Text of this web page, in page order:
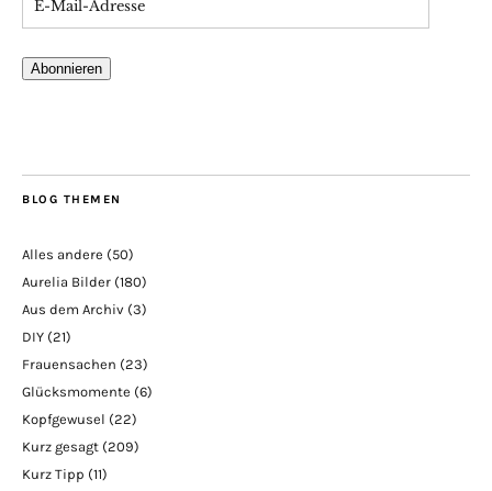
Abonnieren
BLOG THEMEN
Alles andere (50)
Aurelia Bilder (180)
Aus dem Archiv (3)
DIY (21)
Frauensachen (23)
Glücksmomente (6)
Kopfgewusel (22)
Kurz gesagt (209)
Kurz Tipp (11)